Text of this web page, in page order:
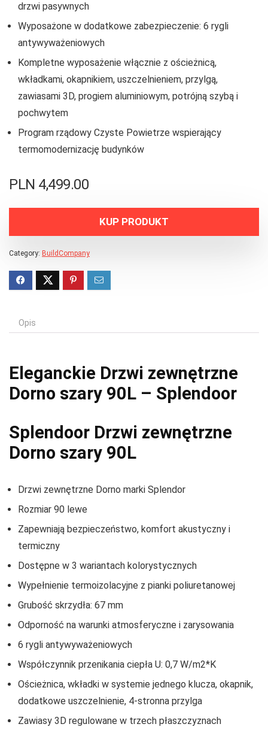
drzwi pasywnych
Wyposażone w dodatkowe zabezpieczenie: 6 rygli
antywyważeniowych
Kompletne wyposażenie włącznie z ościeżnicą,
wkładkami, okapnikiem, uszczelnieniem, przylgą,
zawiasami 3D, progiem aluminiowym, potrójną szybą i
pochwytem
Program rządowy Czyste Powietrze wspierający
termomodernizację budynków
PLN 4,499.00
KUP PRODUKT
Category: BuildCompany
Opis
Eleganckie Drzwi zewnętrzne
Dorno szary 90L – Splendoor
Splendoor Drzwi zewnętrzne
Dorno szary 90L
Drzwi zewnętrzne Dorno marki Splendor
Rozmiar 90 lewe
Zapewniają bezpieczeństwo, komfort akustyczny i
termiczny
Dostępne w 3 wariantach kolorystycznych
Wypełnienie termoizolacyjne z pianki poliuretanowej
Grubość skrzydła: 67 mm
Odporność na warunki atmosferyczne i zarysowania
6 rygli antywyważeniowych
Współczynnik przenikania ciepła U: 0,7 W/m2*K
Ościeżnica, wkładki w systemie jednego klucza, okapnik,
dodatkowe uszczelnienie, 4-stronna przylga
Zawiasy 3D regulowane w trzech płaszczyznach